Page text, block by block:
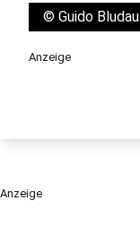
© Guido Bludau
Anzeige
Anzeige